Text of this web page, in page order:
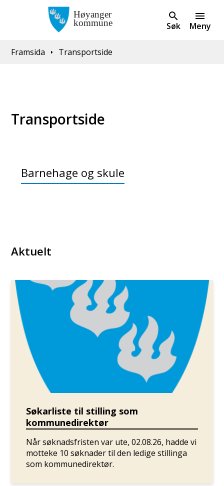
Søk Meny
Du er her:
Framsida Transportside
Transportside
Barnehage og skule
Aktuelt
Søkarliste til stilling som
kommunedirektør
Når søknadsfristen var ute, 02.08.26, hadde vi
motteke 10 søknader til den ledige stillinga
som kommunedirektør.